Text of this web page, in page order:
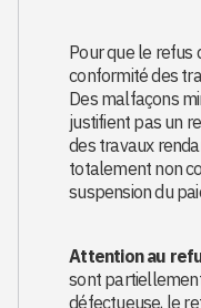
Pour que le refus
conformité des
Des malfaçons
justifient pas un
des travaux
totalement non
suspension du
Attention au
sont
défectueuse, le